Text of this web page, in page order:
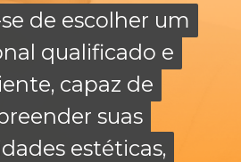
de escolher um
qualificado e
capaz de
suas
estéticas,
de escolher um
qualificado e
capaz de
suas
estéticas,